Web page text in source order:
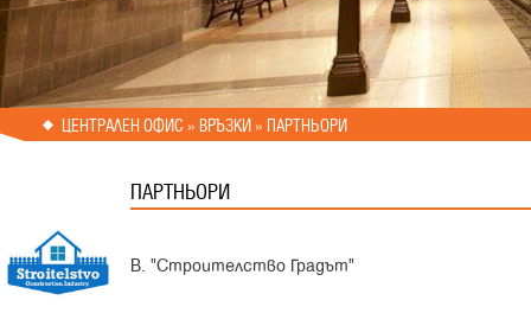
ЦЕНТРАЛЕН ОФИС » ВРЪЗКИ » ПАРТНЬОРИ
ПАРТНЬОРИ
В. "Строителство Градът"